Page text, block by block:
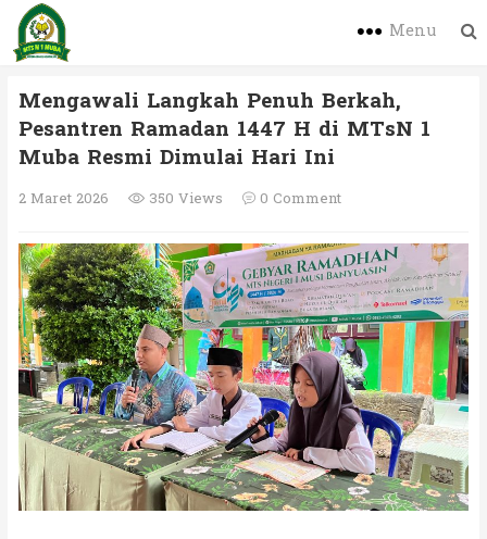
Menu
Mengawali Langkah Penuh Berkah,
Pesantren Ramadan 1447 H di MTsN 1
Muba Resmi Dimulai Hari Ini
2 Maret 2026 350 Views 0 Comment